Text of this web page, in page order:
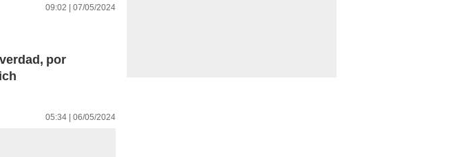
09:02 | 07/05/2024
por
05:34 | 06/05/2024